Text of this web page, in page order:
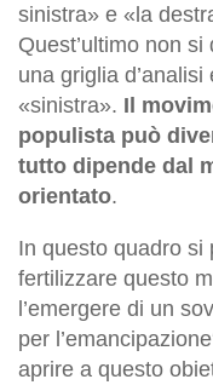
sinistra» e «la
Quest’ultimo non
una griglia
«sinistra». Il
populista può
tutto dipende dal
orientato.
In questo quadro si
fertilizzare questo
l’emergere di un
per
aprire a questo